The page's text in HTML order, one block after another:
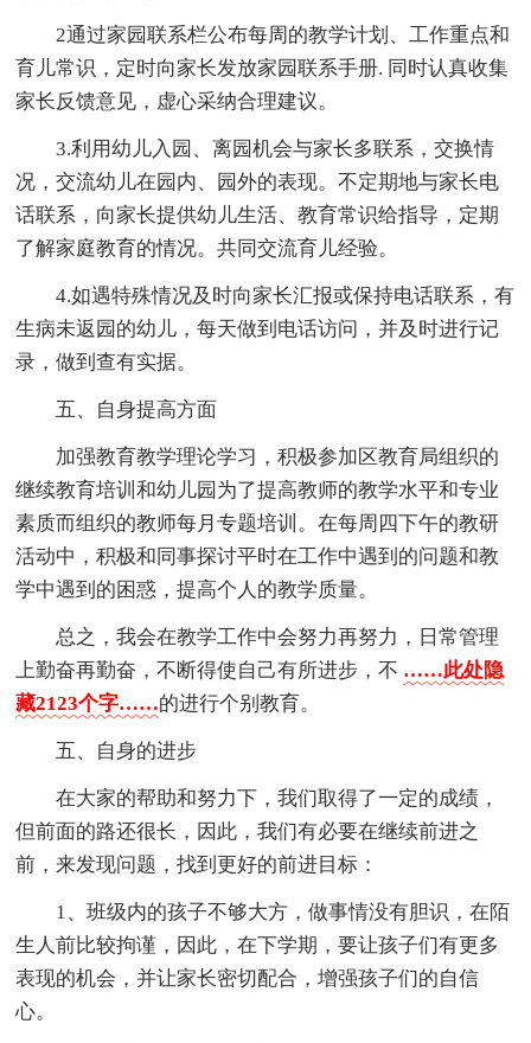
2通过家园联系栏公布每周的教学计划、工作重点和
育儿常识，定时向家长发放家园联系手册. 同时认真收集
家长反馈意见，虚心采纳合理建议。
3.利用幼儿入园、离园机会与家长多联系，交换情
况，交流幼儿在园内、园外的表现。不定期地与家长电
话联系，向家长提供幼儿生活、教育常识给指导，定期
了解家庭教育的情况。共同交流育儿经验。
4.如遇特殊情况及时向家长汇报或保持电话联系，有
生病未返园的幼儿，每天做到电话访问，并及时进行记
录，做到查有实据。
五、自身提高方面
加强教育教学理论学习，积极参加区教育局组织的
继续教育培训和幼儿园为了提高教师的教学水平和专业
素质而组织的教师每月专题培训。在每周四下午的教研
活动中，积极和同事探讨平时在工作中遇到的问题和教
学中遇到的困惑，提高个人的教学质量。
总之，我会在教学工作中会努力再努力，日常管理
上勤奋再勤奋，不断得使自己有所进步，不 ……此处隐
藏2123个字……的进行个别教育。
五、自身的进步
在大家的帮助和努力下，我们取得了一定的成绩，
但前面的路还很长，因此，我们有必要在继续前进之
前，来发现问题，找到更好的前进目标：
1、班级内的孩子不够大方，做事情没有胆识，在陌
生人前比较拘谨，因此，在下学期，要让孩子们有更多
表现的机会，并让家长密切配合，增强孩子们的自信
心。